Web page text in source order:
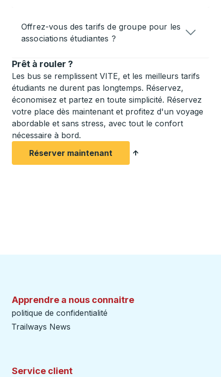
Offrez-vous des tarifs de groupe pour les
associations étudiantes ?
Prêt à rouler ?
Les bus se remplissent VITE, et les meilleurs tarifs
étudiants ne durent pas longtemps. Réservez,
économisez et partez en toute simplicité. Réservez
votre place dès maintenant et profitez d'un voyage
abordable et sans stress, avec tout le confort
nécessaire à bord.
Réserver maintenant
Apprendre a nous connaitre
politique de confidentialité
Trailways News
Service client